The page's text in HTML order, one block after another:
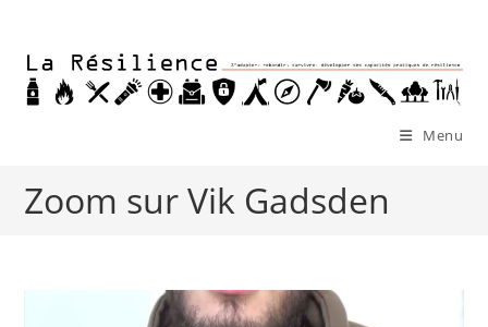
content
Menu
Zoom sur Vik Gadsden